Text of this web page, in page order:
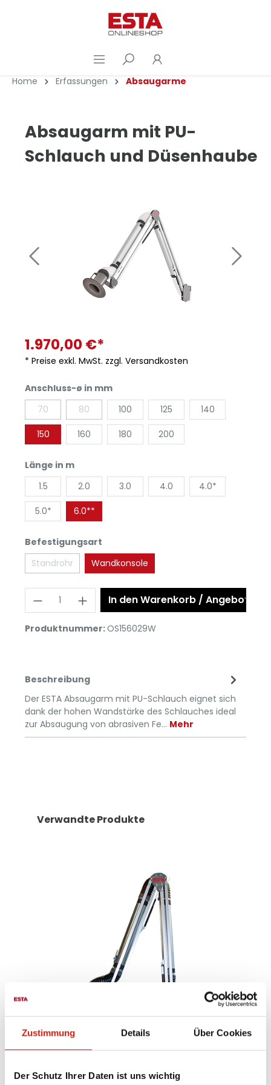
Zustimmung Details Über Cookies
Der Schutz Ihrer Daten ist uns wichtig
Home Erfassungen Absaugarme
Absaugarm mit PU-
Schlauch und Düsenhaube
1.970,00 €*
* Preise exkl. MwSt. zzgl. Versandkosten
Anschluss-ø in mm
70
80 100 125 140
150 160 180 200
Länge in m
1.5
2.0 3.0 4.0 4.0*
5.0* 6.0**
Befestigungsart
Standrohr
Wandkonsole
In den Warenkorb / Angebot
Produktnummer:OS156029W
Beschreibung
Der ESTA Absaugarm mit PU-Schlauch eignet sich
dank der hohen Wandstärke des Schlauches ideal
zur Absaugung von abrasiven Fe… Mehr
Verwandte Produkte
Absaugarm in ATEX-